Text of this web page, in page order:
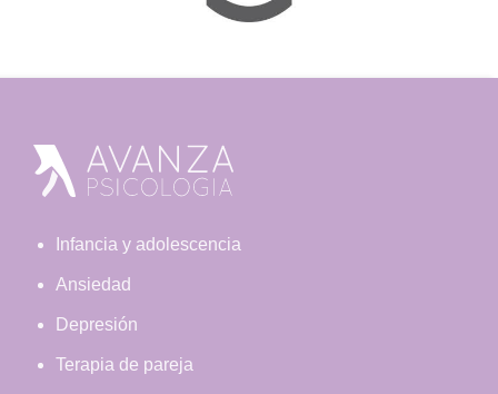
Footer
Infancia y adolescencia
Ansiedad
Depresión
Terapia de pareja